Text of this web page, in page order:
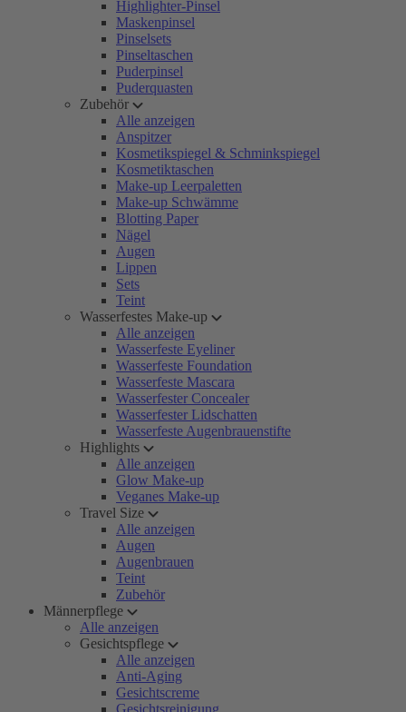
Highlighter-Pinsel
Maskenpinsel
Pinselsets
Pinseltaschen
Puderpinsel
Puderquasten
Zubehör
Alle anzeigen
Anspitzer
Kosmetikspiegel & Schminkspiegel
Kosmetiktaschen
Make-up Leerpaletten
Make-up Schwämme
Blotting Paper
Nägel
Augen
Lippen
Sets
Teint
Wasserfestes Make-up
Alle anzeigen
Wasserfeste Eyeliner
Wasserfeste Foundation
Wasserfeste Mascara
Wasserfester Concealer
Wasserfester Lidschatten
Wasserfeste Augenbrauenstifte
Highlights
Alle anzeigen
Glow Make-up
Veganes Make-up
Travel Size
Alle anzeigen
Augen
Augenbrauen
Teint
Zubehör
Männerpflege
Alle anzeigen
Gesichtspflege
Alle anzeigen
Anti-Aging
Gesichtscreme
Gesichtsreinigung